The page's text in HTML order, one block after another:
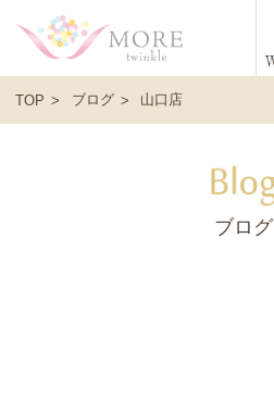
TOP ブログ 山口店
ブログ